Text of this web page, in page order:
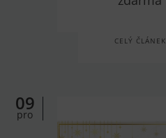
CELÝ ČLÁNEK
09
pro